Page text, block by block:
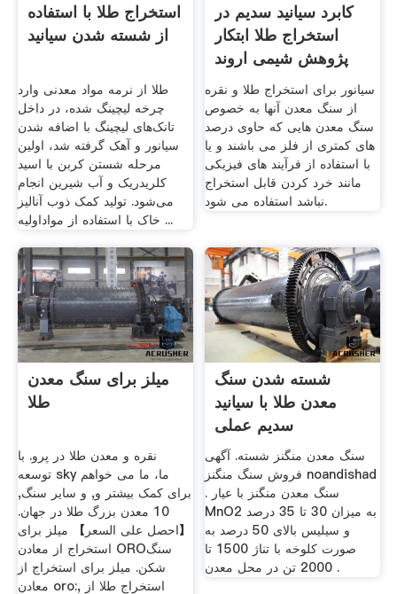
استخراج طلا با استفاده
از شسته شدن سیانید
طلا از نرمه مواد معدنی وارد
چرخه لیچینگ شده، در داخل
تانک‌های لیچینگ با اضافه شدن
سیانور و آهک گرفته شد، اولین
مرحله شستن کربن با اسید
کلریدریک و آب شیرین انجام
می‌شود. تولید کمک ذوب آنالیز
خاک با استفاده از مواداولیه ...
کابرد سیانید سدیم در
استخراج طلا ابتکار
پژوهش شیمی اروند
سیانور برای استخراج طلا و نقره
از سنگ معدن آنها به خصوص
سنگ معدن هایی که حاوی درصد
های کمتری از فلز می باشند و یا
با استفاده از فرآیند های فیزیکی
مانند خرد کردن قابل استخراج
نباشد استفاده می شود.
میلز برای سنگ معدن
طلا
نقره و معدن طلا در پرو. با
توسعه sky ما، ما می خواهم
برای کمک بیشتر و, و سایر سنگ,
10 معدن بزرگ طلا در جهان.
【احصل على السعر】 میلز برای
استخراج از معادن OROسنگ
شکن. میلز برای استخراج از
معادن oro:, استخراج طلا از
شسته شدن سنگ
معدن طلا با سیانید
سدیم عملی
سنگ معدن منگنز شسته. آگهی
فروش سنگ منگنز noandishad
. سنگ معدن منگنز با عیار
MnO2 به میزان 30 تا 35 درصد
و سیلیس بالای 50 درصد به
صورت کلوخه با تناژ 1500 تا
2000 تن در محل معدن .